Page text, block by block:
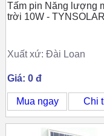
Tấm pin Năng lượng
trời 10W - TYNSOLAR
Xuất xứ: Đài Loan
Giá: 0 đ
Mua ngay Chi